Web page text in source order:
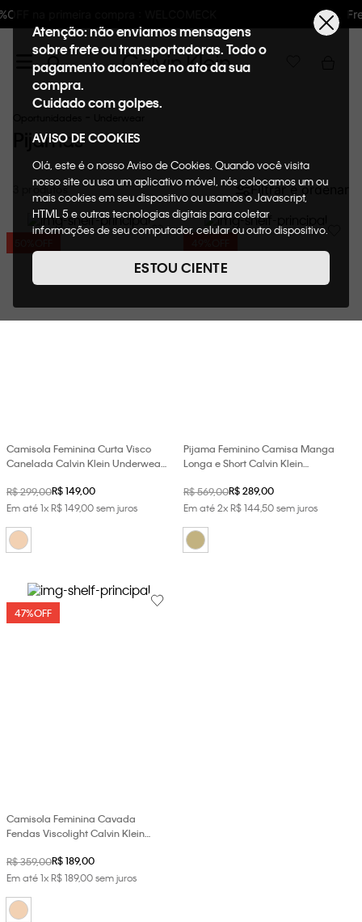
Frete GRÁTIS nas compras acima de
Atenção: não enviamos mensagens
sobre frete ou transportadoras. Todo o
pagamento acontece no ato da sua
compra.
Cuidado com golpes.
AVISO DE COOKIES
Olá, este é o nosso Aviso de Cookies. Quando você visita
nosso site ou usa um aplicativo móvel, nós colocamos um ou
mais cookies em seu dispositivo ou usamos o Javascript,
HTML 5 e outras tecnologias digitais para coletar
informações de seu computador, celular ou outro dispositivo.
de cookies, informaremos quais cookies usaremos e quais
suas funções. A forma como processamos os dados
nosso Aviso de Privacidade. Quando você visita nosso site,
ESTOU CIENTE
Pijamas
Filtrar e ordenar
Camisola Feminina Curta Visco
Canelada Calvin Klein Underwear
R$299,00R$149,00
Em até1xR$149,00sem juros
Pijama Feminino Camisa Manga
Longa e Short Calvin Klein
R$569,00R$289,00
Em até2xR$14450sem juros
47%OFF
Camisola Feminina Cavada
Fendas Viscolight Calvin Klein
R$359,00R$189,00
Em até1xR$189,00sem juros